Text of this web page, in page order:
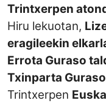
Trintxerpen
Hiru lekuotan,
eragileekin
Errota Guraso
Txinparta
Trintxerpen